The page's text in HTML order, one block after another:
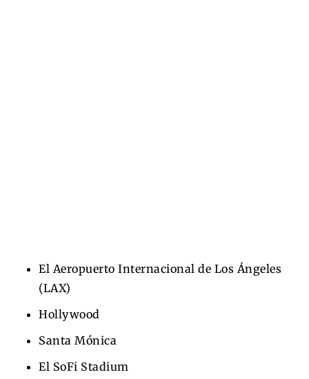
El Aeropuerto Internacional de Los Ángeles
(LAX)
Hollywood
Santa Mónica
El SoFi Stadium